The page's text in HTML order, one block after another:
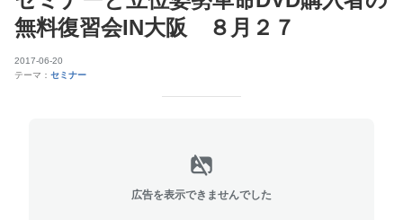
無料復習会IN大阪 ８月２７
2017-06-20
テーマ： セミナー
広告を表示できませんでした